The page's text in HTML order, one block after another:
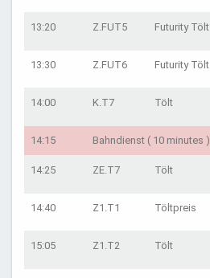
13:20 Z.FUT5 Futurity Tölt
13:30 Z.FUT6 Futurity Tölt
14:00 K.T7 Tölt
14:15 Bahndienst ( 10 minutes )
14:25 ZE.T7 Tölt
14:40 Z1.T1 Töltpreis
15:05 Z1.T2 Tölt